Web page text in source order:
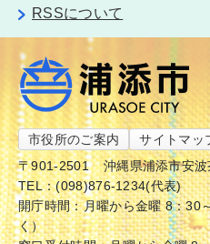
RSSについて
市役所のご案内 サイトマッ
〒901-2501
沖縄県浦添市安
TEL：(098)876-1234(代表)
開庁時間：月曜から金曜 8：30
く）